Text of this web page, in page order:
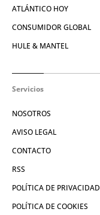
ATLÁNTICO HOY
CONSUMIDOR GLOBAL
HULE & MANTEL
Servicios
NOSOTROS
AVISO LEGAL
CONTACTO
RSS
POLÍTICA DE PRIVACIDAD
POLÍTICA DE COOKIES